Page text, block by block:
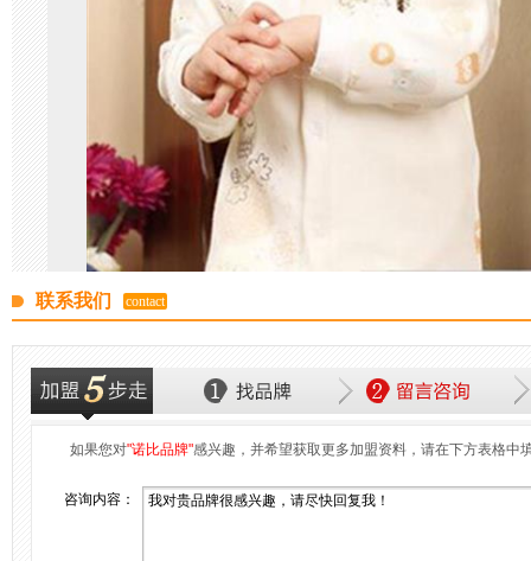
联系我们 contact
如果您对"诺比品牌"感兴趣，并希望获取更多加盟资料，请在下方表格中
咨询内容：